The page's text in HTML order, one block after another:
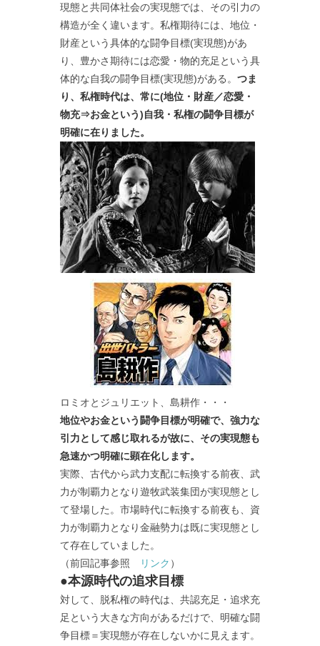
現態と共同体社会の実現態では、その引力の
構造が全く違います。私権期待には、地位・
財産という具体的な闘争目標(実現態)があ
り、豊かさ期待には恋愛・物的充足という具
体的な自我の闘争目標(実現態)がある。 つま
り、私権時代は、常に(地位・財産／恋愛・
物充⇒お金という)自我・私権の闘争目標が
明確に在りました。
ロミオとジュリエット、島耕作・・・
地位やお金という闘争目標が明確で、強力な
引力として感じ取れるが故に、その実現態も
急速かつ明確に顕在化します。
実際、古代から武力支配に転換する前夜、武
力が制覇力となり遊牧武装集団が実現態とし
て登場した。市場時代に転換する前夜も、資
力が制覇力となり金融勢力は既に実現態とし
て存在していました。
（前回記事参照
リンク ）
●本源時代の追求目標
対して、脱私権の時代は、共認充足・追求充
足という大きな方向があるだけで、明確な闘
争目標＝実現態が存在しないかに見えます。